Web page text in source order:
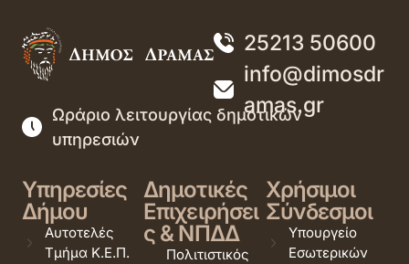
25213 50600
info@dimosdr
amas.gr
Ωράριο λειτουργίας δημοτικών
υπηρεσιών
Υπηρεσίες
Δήμου
Αυτοτελές
Τμήμα Κ.Ε.Π.
Δημοτικές
Επιχειρήσει
ς & ΝΠΔΔ
Πολιτιστικός
Χρήσιμοι
Σύνδεσμοι
Υπουργείο
Εσωτερικών